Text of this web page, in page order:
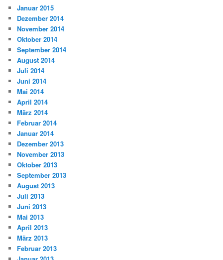
Januar 2015
Dezember 2014
November 2014
Oktober 2014
September 2014
August 2014
Juli 2014
Juni 2014
Mai 2014
April 2014
März 2014
Februar 2014
Januar 2014
Dezember 2013
November 2013
Oktober 2013
September 2013
August 2013
Juli 2013
Juni 2013
Mai 2013
April 2013
März 2013
Februar 2013